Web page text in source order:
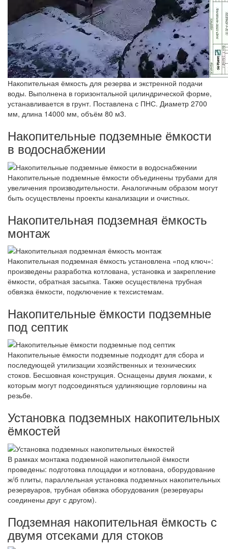
Накопительная ёмкость для резерва и экстренной подачи
воды. Выполнена в горизонтальной цилиндрической форме,
устанавливается в грунт. Поставлена с ПНС. Диаметр 2700
мм, длина 14000 мм, объём 80 м3.
Накопительные подземные ёмкости
в водоснабжении
Накопительные подземные ёмкости объединены трубами для
увеличения производительности. Аналогичным образом могут
быть осуществлены проекты канализации и очистных.
Накопительная подземная ёмкость
монтаж
Накопительная подземная ёмкость установлена «под ключ»:
произведены разработка котлована, установка и закрепление
ёмкости, обратная засыпка. Также осуществлена трубная
обвязка ёмкости, подключение к техсистемам.
Накопительные ёмкости подземные
под септик
Накопительные ёмкости подземные подходят для сбора и
последующей утилизации хозяйственных и технических
стоков. Бесшовная конструкция. Оснащены двумя люками, к
которым могут подсоединяться удлиняющие горловины на
резьбе.
Установка подземных накопительных
ёмкостей
В рамках монтажа подземной накопительной ёмкости
проведены: подготовка площадки и котлована, оборудование
ж/б плиты, параллельная установка подземных накопительных
резервуаров, трубная обвязка оборудования (резервуары
соединены друг с другом).
Подземная накопительная ёмкость с
двумя отсеками для стоков